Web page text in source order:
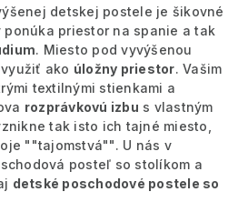
v
k
y
v
ý
p
i
s
u
detskej postele je šikovné
priestor na spanie a tak
. Miesto pod vyvýšenou
ako úložny priestor. Vašim
textilnými stienkami a
rozprávkovú izbu s vlastným
tak isto ich tajné miesto,
""tajomstvá"". U nás v
posteľ so stolíkom a
detské poschodové postele so